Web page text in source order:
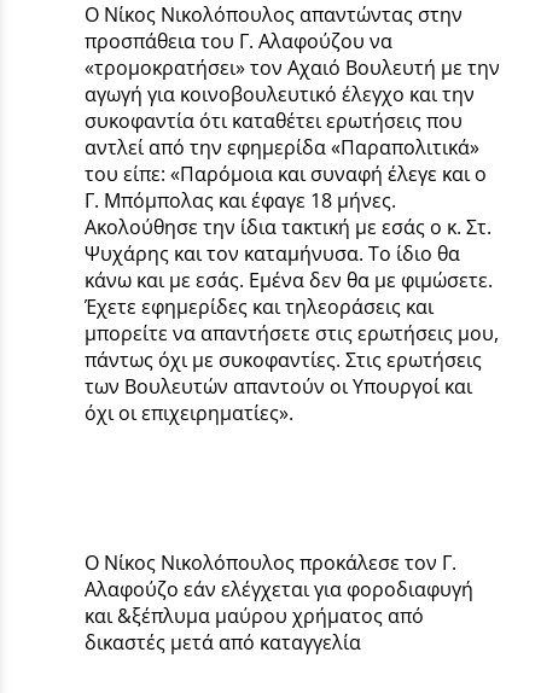
Ο Νίκος Νικολόπουλος απαντώντας στην
προσπάθεια του Γ. Αλαφούζου να
«τρομοκρατήσει» τον Αχαιό Βουλευτή με την
αγωγή για κοινοβουλευτικό έλεγχο και την
συκοφαντία ότι καταθέτει ερωτήσεις που
αντλεί από την εφημερίδα «Παραπολιτικά»
του είπε: «Παρόμοια και συναφή έλεγε και ο
Γ. Μπόμπολας και έφαγε 18 μήνες.
Ακολούθησε την ίδια τακτική με εσάς ο κ. Στ.
Ψυχάρης και τον καταμήνυσα. Το ίδιο θα
κάνω και με εσάς. Εμένα δεν θα με φιμώσετε.
Έχετε εφημερίδες και τηλεοράσεις και
μπορείτε να απαντήσετε στις ερωτήσεις μου,
πάντως όχι με συκοφαντίες. Στις ερωτήσεις
των Βουλευτών απαντούν οι Υπουργοί και
όχι οι επιχειρηματίες».
Ο Νίκος Νικολόπουλος προκάλεσε τον Γ.
Αλαφούζο εάν ελέγχεται για φοροδιαφυγή
και &ξέπλυμα μαύρου χρήματος από
δικαστές μετά από καταγγελία